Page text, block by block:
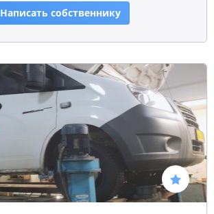
Написать собственнику